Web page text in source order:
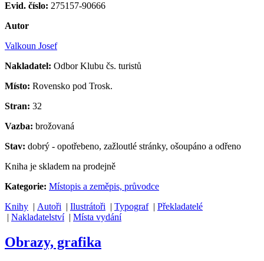
Evid. číslo: 275157-90666
Autor
Valkoun Josef
Nakladatel: Odbor Klubu čs. turistů
Místo: Rovensko pod Trosk.
Stran: 32
Vazba: brožovaná
Stav: dobrý - opotřebeno, zažloutlé stránky, ošoupáno a odřeno
Kniha je skladem na prodejně
Kategorie: Místopis a zeměpis, průvodce
Knihy | Autoři | Ilustrátoři | Typograf| Překladatelé
| Nakladatelství| Místa vydání
Obrazy, grafika